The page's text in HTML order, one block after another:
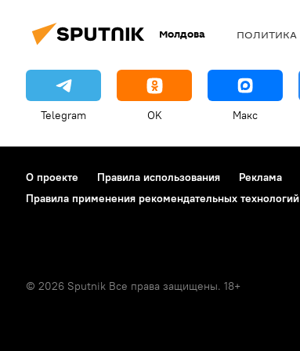
Молдова ПОЛИТИКА
Telegram OK Макс
О проекте Правила использования Реклама
Правила применения рекомендательных технологий
© 2026 Sputnik Все права защищены. 18+